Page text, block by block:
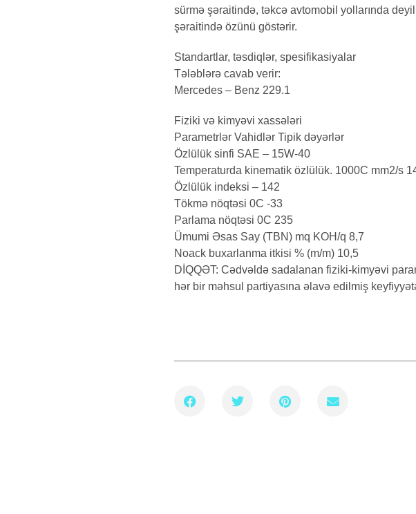
sürmə şəraitində, təkcə avtomobil yollarında
şəraitində özünü göstərir.
Standartlar, təsdiqlər, spesifikasiyalar
Tələblərə cavab verir:
Mercedes – Benz 229.1
Fiziki və kimyəvi xassələri
Parametrlər Vahidlər Tipik dəyərlər
Özlülük sinfi SAE – 15W-40
Temperaturda kinematik özlülük. 1000C mm2/s
Özlülük indeksi – 142
Tökmə nöqtəsi 0C -33
Parlama nöqtəsi 0C 235
Ümumi Əsas Say (TBN) mq KOH/q 8,7
Noack buxarlanma itkisi % (m/m) 10,5
DİQQƏT: Cədvəldə sadalanan fiziki-kimyəvi
hər bir məhsul partiyasına əlavə edilmiş